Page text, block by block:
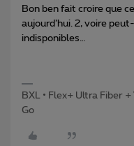
Bon ben fait croire que
aujourd’hui. 2, voire
indisponibles…
BXL • Flex+ Ultra Fiber
Go